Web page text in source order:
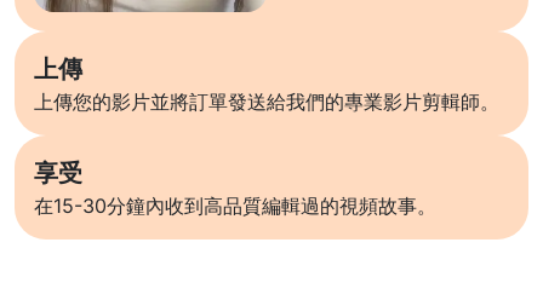
上傳
上傳您的影片並將訂單發送給我們的專業影片剪輯師。
享受
在15-30分鐘內收到高品質編輯過的視頻故事。